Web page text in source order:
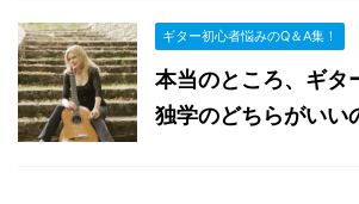
ギター初心者悩みのQ＆A集！
本当のところ、ギタ
独学のどちらがいい